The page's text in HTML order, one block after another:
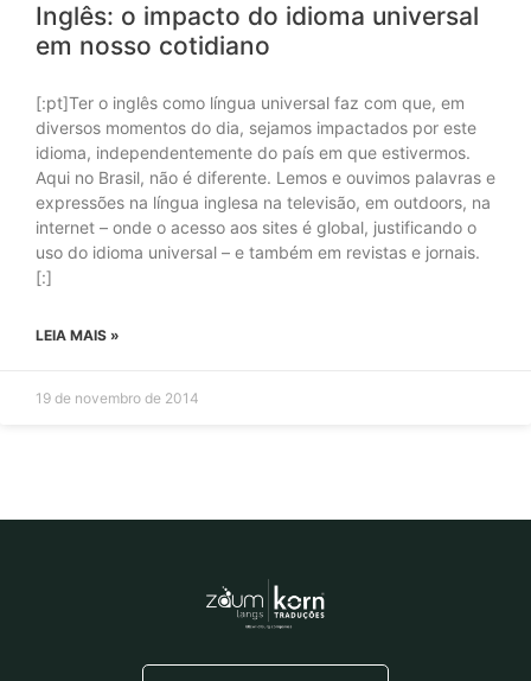
Inglês: o impacto do idioma universal
em nosso cotidiano
[:pt]Ter o inglês como língua universal faz com que, em
diversos momentos do dia, sejamos impactados por este
idioma, independentemente do país em que estivermos.
Aqui no Brasil, não é diferente. Lemos e ouvimos palavras e
expressões na língua inglesa na televisão, em outdoors, na
internet – onde o acesso aos sites é global, justificando o
uso do idioma universal – e também em revistas e jornais.
[:]
LEIA MAIS »
19 de novembro de 2014